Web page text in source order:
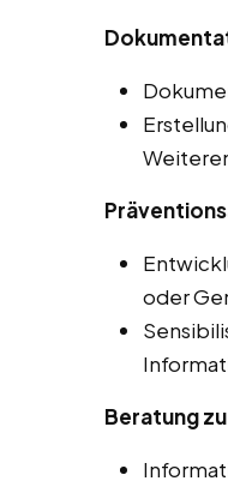
oder
Beratung